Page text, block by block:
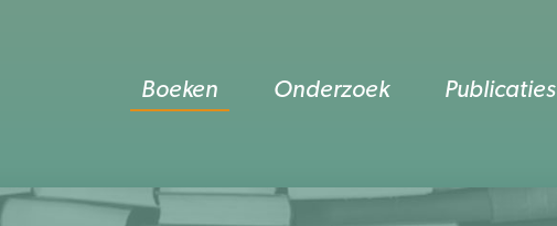
Boeken Onderzoek Publicaties